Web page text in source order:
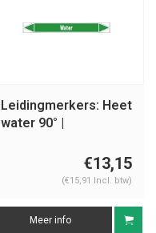
Leidingmerkers: Heet
water 90° |
€13,15
(€15,91 Incl. btw)
Meer info